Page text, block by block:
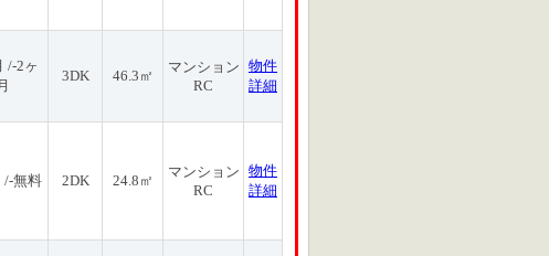
/-2ヶ
3DK 46.3㎡
マンション
RC
物件
詳細
/-無料 2DK 24.8㎡
マンション
RC
物件
詳細